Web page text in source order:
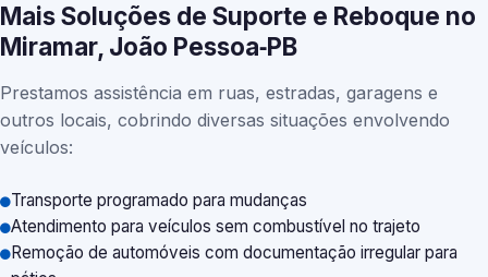
Mais Soluções de Suporte e Reboque no
Miramar, João Pessoa‑PB
Prestamos assistência em ruas, estradas, garagens e
outros locais, cobrindo diversas situações envolvendo
veículos:
Transporte programado para mudanças
Atendimento para veículos sem combustível no trajeto
Remoção de automóveis com documentação irregular para